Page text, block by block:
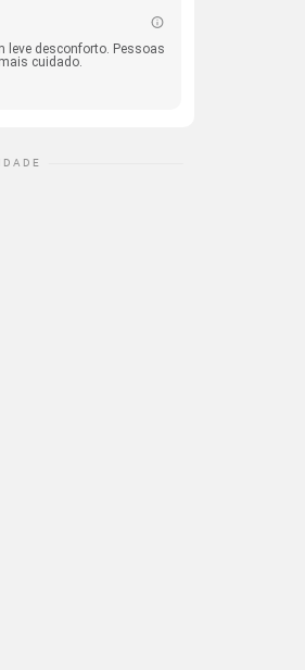
leve desconforto. Pessoas
cuidado.